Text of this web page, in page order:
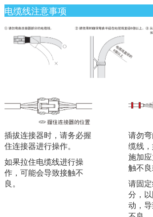
电缆线注意事项
插拔连接器时，请务必握
住连接器进行操作。
如果拉住电缆线进行操
作，可能会导致接触不
良。
请勿
缆线
施加
触不良
请固
分，
动，